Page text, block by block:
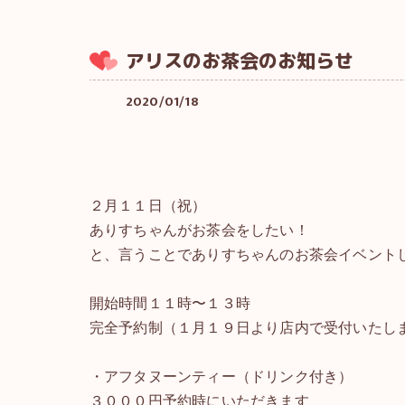
アリスのお茶会のお知らせ
2020/01/18
２月１１日（祝）
ありすちゃんがお茶会をしたい！
と、言うことでありすちゃんのお茶会イベント
開始時間１１時〜１３時
完全予約制（１月１９日より店内で受付いたし
・アフタヌーンティー（ドリンク付き）